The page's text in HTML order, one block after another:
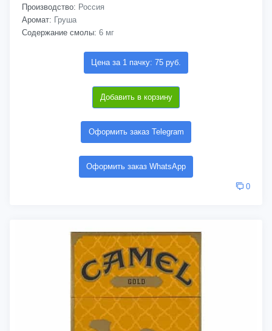
Производство: Россия
Аромат: Груша
Содержание смолы: 6 мг
Цена за 1 пачку: 75 руб.
Добавить в корзину
Оформить заказ Telegram
Оформить заказ WhatsApp
0